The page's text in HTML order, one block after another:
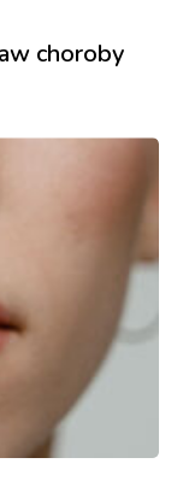
choroby